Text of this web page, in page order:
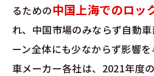
るための中国上海でのロッ
れ、中国市場のみならず自動
ーン全体にも少なからず影響
車メーカー各社は、2021年度